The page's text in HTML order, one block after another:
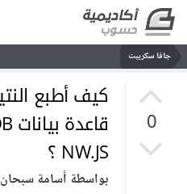
جافا سكريبت
0
كيف أطبع
NW.JS ؟
بواسطة أسامة